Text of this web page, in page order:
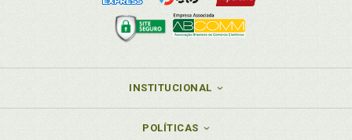
INSTITUCIONAL
POLÍTICAS